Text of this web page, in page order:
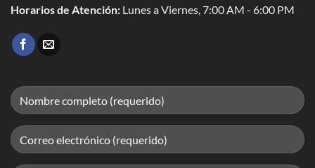
Horarios de Atención: Lunes a Viernes, 7:00 AM - 6:00 PM